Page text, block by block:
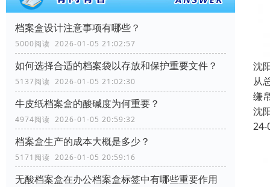
档案盒设计注意事项有哪些？
5000阅读 2026-01-05 21:02:57
如何选择合适的档案袋以存放和保护重要文件？
5137阅读 2026-01-05 21:02:30
牛皮纸档案盒的酸碱度为何重要？
4974阅读 2026-01-05 20:59:32
档案盒生产的成本大概是多少？
5171阅读 2026-01-05 20:59:16
无酸档案盒在办公档案盒标签中有哪些重要作用
沈
从
缣
沈
24-